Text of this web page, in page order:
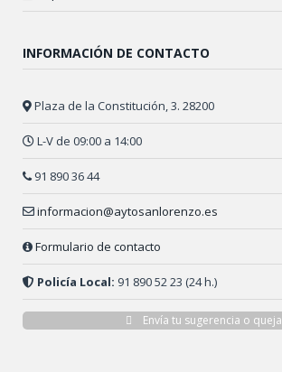
INFORMACIÓN DE CONTACTO
Plaza de la Constitución, 3. 28200
L-V de 09:00 a 14:00
91 890 36 44
informacion@aytosanlorenzo.es
Formulario de contacto
Policía Local: 91 890 52 23 (24 h.)
Envía tu sugerencia o queja